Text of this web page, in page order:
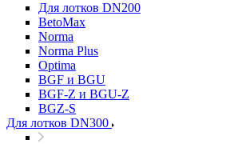
Для лотков DN200
BetoMax
Norma
Norma Plus
Optima
BGF и BGU
BGF-Z и BGU-Z
BGZ-S
Для лотков DN300